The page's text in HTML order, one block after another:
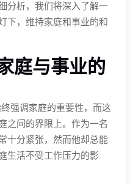
分析，我们将深入了解一
下，维持家庭和事业的和
庭与事业的
强调家庭的重要性，而这
之间的界限上。作为一名
十分紧张，然而他却总能
生活不受工作压力的影